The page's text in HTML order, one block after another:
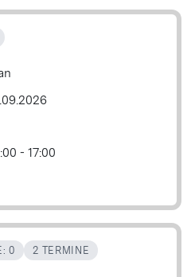
- 17:00
0 2 TERMINE